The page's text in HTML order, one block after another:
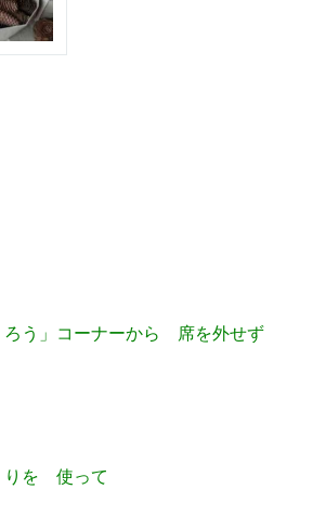
う」コーナーから 席を外せず
りを 使って